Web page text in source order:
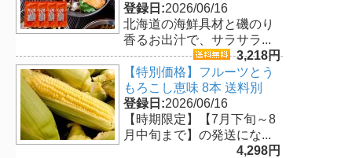
登録日:2026/06/16
北海道の海鮮具材と磯のり
香るお出汁で、サラサラ...
3,218円
【特別価格】フルーツとう
もろこし恵味 8本 送料別
登録日:2026/06/16
【時期限定】【7月下旬～8
月中旬まで】の発送にな...
4,298円